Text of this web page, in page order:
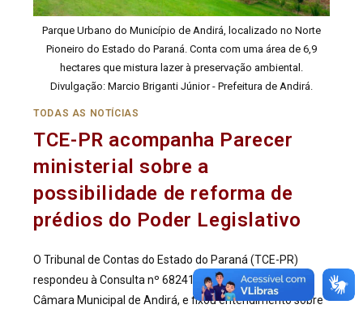
Parque Urbano do Município de Andirá, localizado no Norte
Pioneiro do Estado do Paraná. Conta com uma área de 6,9
hectares que mistura lazer à preservação ambiental.
Divulgação: Marcio Briganti Júnior - Prefeitura de Andirá.
TODAS AS NOTÍCIAS
TCE-PR acompanha Parecer
ministerial sobre a
possibilidade de reforma de
prédios do Poder Legislativo
O Tribunal de Contas do Estado do Paraná (TCE-PR)
respondeu à Consulta nº 682415/25, formulada pela
Câmara Municipal de Andirá, e fixou entendimento sobre